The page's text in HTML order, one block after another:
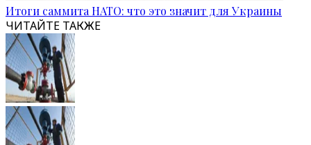
Итоги саммита НАТО: что это значит для Украины
ЧИТАЙТЕ ТАКЖЕ